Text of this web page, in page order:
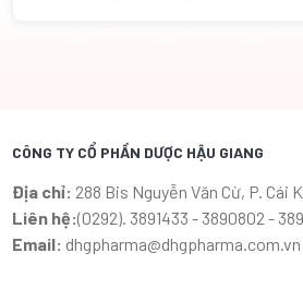
CÔNG TY CỔ PHẦN DƯỢC HẬU GIANG
Địa chỉ: 288 Bis Nguyễn Văn Cừ, P. Cái
Liên hệ:(0292). 3891433 - 3890802 -
Email: dhgpharma@dhgpharma.com.vn